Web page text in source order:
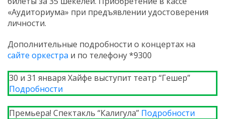
«Аудиториума» при предъявлении удостоверения
личности.
Дополнительные подробности о концертах на
сайте оркестра и по телефону *9300
30 и 31 января Хайфе выступит театр “Гешер”
Подробности
Премьера! Спектакль “Калигула” Подробности